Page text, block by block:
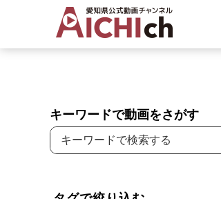
キーワードで動画をさがす